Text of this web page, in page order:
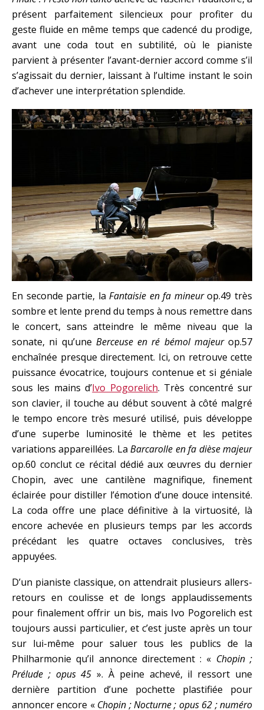
présent parfaitement silencieux pour profiter du
geste fluide en même temps que cadencé du prodige,
avant une coda tout en subtilité, où le pianiste
parvient à présenter l’avant-dernier accord comme s’il
s’agissait du dernier, laissant à l’ultime instant le soin
d’achever une interprétation splendide.
En seconde partie, laFantaisie en fa mineurop.49 très
sombre et lente prend du temps à nous remettre dans
le concert, sans atteindre le même niveau que la
sonate, ni qu’une Berceuse en ré bémol majeur op.57
enchaînée presque directement. Ici, on retrouve cette
puissance évocatrice, toujours contenue et si géniale
sous les mains d’Ivo Pogorelich. Très concentré sur
son clavier, il touche au début souvent à côté malgré
le tempo encore très mesuré utilisé, puis développe
d’une superbe luminosité le thème et les petites
variations appareillées. LaBarcarolle en fa dièse majeur
op.60 conclut ce récital dédié aux œuvres du dernier
Chopin, avec une cantilène magnifique, finement
éclairée pour distiller l’émotion d’une douce intensité.
La coda offre une place définitive à la virtuosité, là
encore achevée en plusieurs temps par les accords
précédant les quatre octaves conclusives, très
appuyées.
D’un pianiste classique, on attendrait plusieurs allers-
retours en coulisse et de longs applaudissements
pour finalement offrir un bis, mais Ivo Pogorelich est
toujours aussi particulier, et c’est juste après un tour
sur lui-même pour saluer tous les publics de la
Philharmonie qu’il annonce directement : « Chopin ;
Prélude ; opus 45 ». À peine achevé, il ressort une
dernière partition d’une pochette plastifiée pour
annoncer encore « Chopin ; Nocturne ; opus 62 ; numéro